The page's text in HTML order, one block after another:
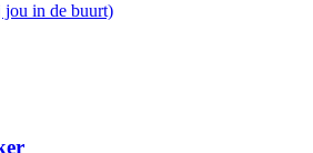
in de buurt)